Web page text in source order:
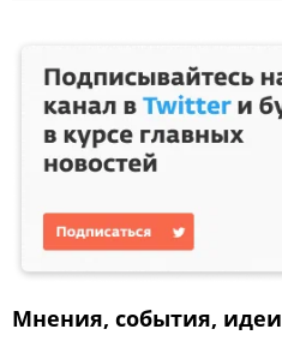
Мнения, события, идеи